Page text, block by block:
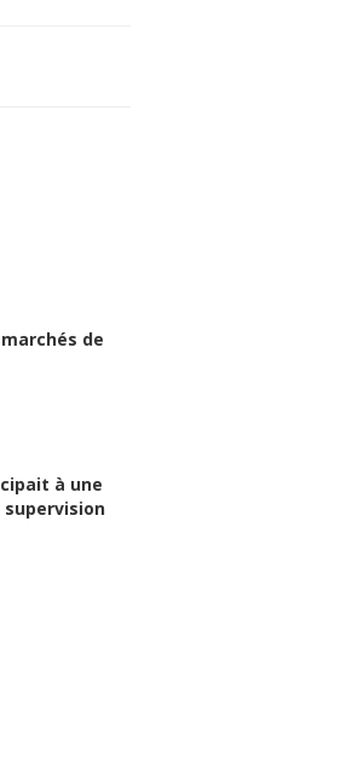
de
à une